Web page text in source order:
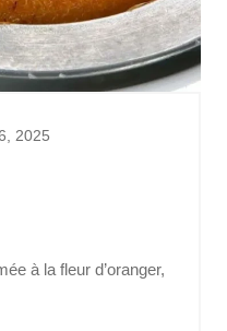
2025
à la fleur d’oranger,